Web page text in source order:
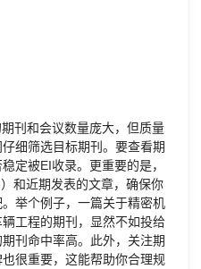
刊和会议数量庞大，但质量
细筛选目标期刊。要查看期
定被EI收录。更重要的是，
和近期发表的文章，确保你
举个例子，一篇关于精密机
工程的期刊，显然不如投给
刊命中率高。此外，关注期
很重要，这能帮助你合理规